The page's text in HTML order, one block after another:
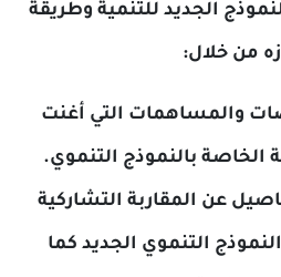
للتنمية وطريقة
التي أغنت
بالنموذج التنموي.
التشاركية
الجديد كما